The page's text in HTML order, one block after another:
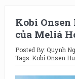
Kobi
của Meliá
Posted By:Quynh
Tags: Kobi Onsen